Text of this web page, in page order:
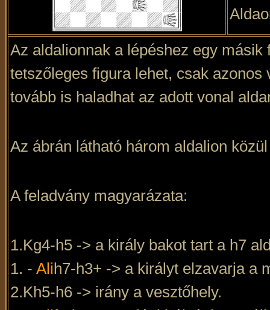
Az aldalionnak a lépéshez egy
tetszőleges figura lehet, csak
tovább is haladhat az adott vonal
Az ábrán látható három aldalion
A feladvány magyarázata:
1.Kg4-h5 -> a király bakot tart a h7
1. - Alih7-h3+ -> a királyt elzavarja a
2.Kh5-h6 -> irány a vesztőhely.